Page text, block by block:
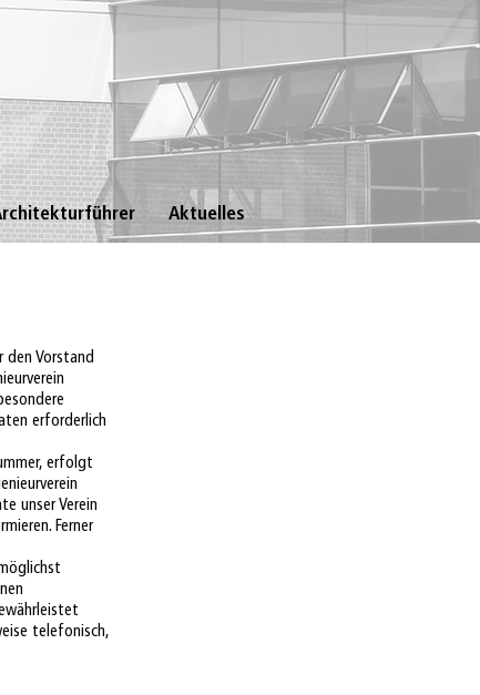
Aktuelles
den Vorstand
erforderlich
erfolgt
unser Verein
Ferner
telefonisch,